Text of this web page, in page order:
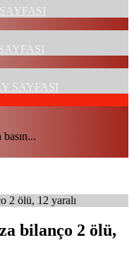
SAYFASI
2 ölü, 12 yaralı
bilanço 2 ölü,